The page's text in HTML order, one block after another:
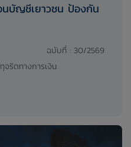
นบัญชีเยาวชน ป้องกัน
ฉบับที่ : 30/2569
จริตทางการเงิน